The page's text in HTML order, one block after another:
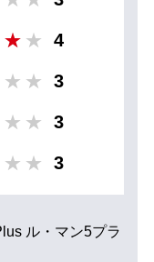
4
3
3
3
ル・マン5プラ